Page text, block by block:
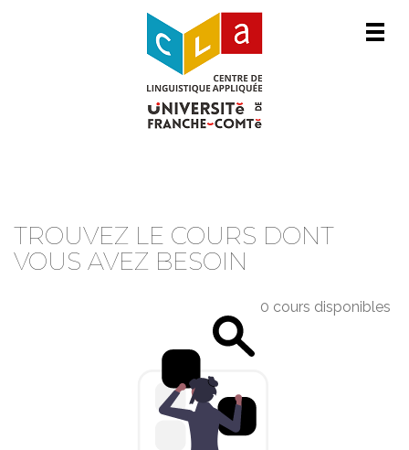
TROUVEZ LE COURS DONT
VOUS AVEZ BESOIN
0 cours disponibles